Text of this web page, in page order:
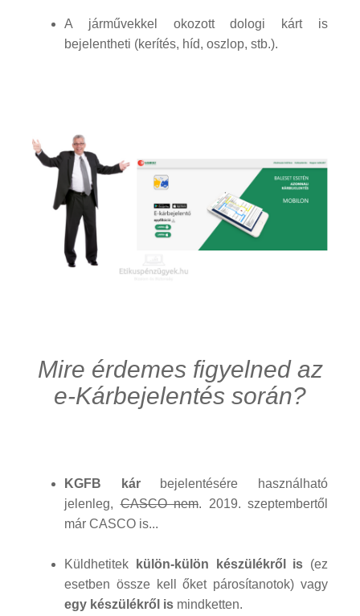
A járművekkel okozott dologi kárt is
bejelentheti (kerítés, híd, oszlop, stb.).
Mire érdemes figyelned az
e-Kárbejelentés során?
KGFB kárbejelentésére használható
jelenleg,CASCO nem. 2019. szeptembertől
már CASCO is...
Küldhetitek külön-külön készülékről is (ez
esetben össze kell őket párosítanotok) vagy
egy készülékről is mindketten.